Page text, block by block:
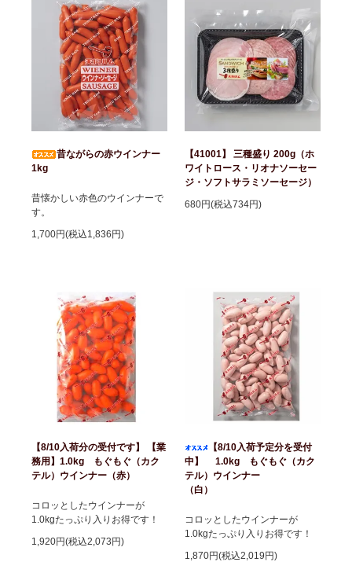
昔ながらの赤ウインナー
1kg
昔懐かしい赤色のウインナーで
す。
1,700円(税込1,836円)
【41001】 三種盛り 200g（ホ
ワイトロース・リオナソーセー
ジ・ソフトサラミソーセージ）
680円(税込734円)
【8/10入荷分の受付です】 【業
務用】1.0kg もぐもぐ（カク
テル）ウインナー（赤）
コロッとしたウインナーが
1.0kgたっぷり入りお得です！
1,920円(税込2,073円)
【8/10入荷予定分を受付
中】 1.0kg もぐもぐ（カク
テル）ウインナー
（白）
コロッとしたウインナーが
1.0kgたっぷり入りお得です！
1,870円(税込2,019円)